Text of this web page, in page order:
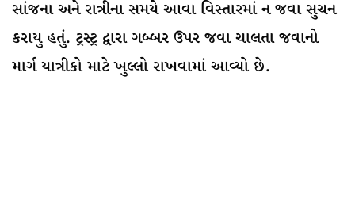
સાંજના અને રાત્રીના સમયે આવા વિસ્તારમાં ન જવા સુચન
કરાયુ હતું. ટ્રસ્ટ્ર દ્વારા ગબ્બર ઉપર જવા ચાલતા જવાનો
માર્ગ યાત્રીકો માટે ખુલ્લો રાખવામાં આવ્યો છે.